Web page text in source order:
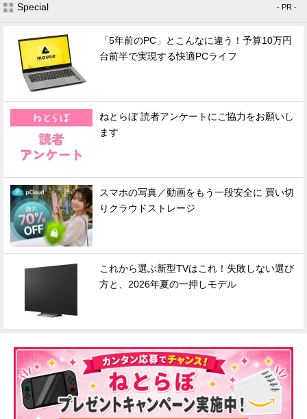
Special - PR -
「5年前のPC」とこんなに違う！予算10万円
台前半で実現する快適PCライフ
ねとらぼ 読者アンケートにご協力をお願いし
ます
スマホの写真／動画をもう一段安全に 買い切
りクラウドストレージ
これから選ぶ新型TVはこれ！失敗しない選び
方と、2026年夏の一押しモデル